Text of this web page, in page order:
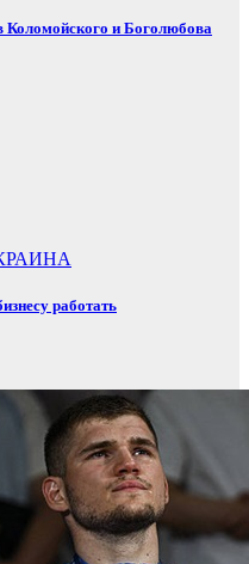
Коломойского и Боголюбова
работать